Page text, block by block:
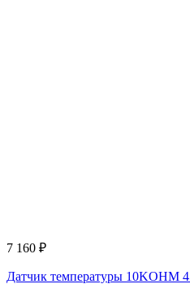
7 160 ₽
Датчик температуры 10KOHM